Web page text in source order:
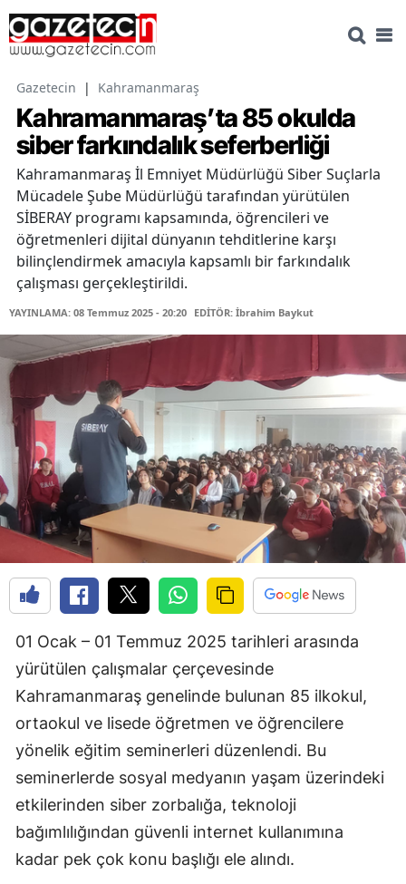
Gazetecin | Kahramanmaraş
Kahramanmaraş’ta 85 okulda
siber farkındalık seferberliği
Kahramanmaraş İl Emniyet Müdürlüğü Siber Suçlarla
Mücadele Şube Müdürlüğü tarafından yürütülen
SİBERAY programı kapsamında, öğrencileri ve
öğretmenleri dijital dünyanın tehditlerine karşı
bilinçlendirmek amacıyla kapsamlı bir farkındalık
çalışması gerçekleştirildi.
YAYINLAMA: 08 Temmuz 2025 - 20:20 EDİTÖR: İbrahim Baykut
01 Ocak – 01 Temmuz 2025 tarihleri arasında
yürütülen çalışmalar çerçevesinde
Kahramanmaraş genelinde bulunan 85 ilkokul,
ortaokul ve lisede öğretmen ve öğrencilere
yönelik eğitim seminerleri düzenlendi. Bu
seminerlerde sosyal medyanın yaşam üzerindeki
etkilerinden siber zorbalığa, teknoloji
bağımlılığından güvenli internet kullanımına
kadar pek çok konu başlığı ele alındı.